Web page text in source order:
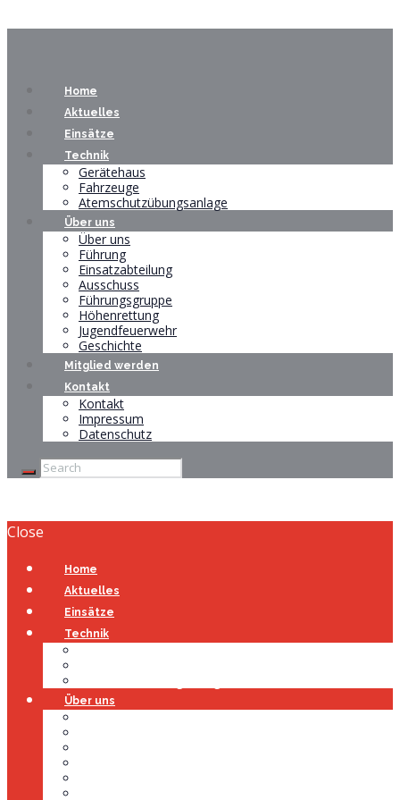
Home
Aktuelles
Einsätze
Technik
Gerätehaus
Fahrzeuge
Atemschutzübungsanlage
Über uns
Über uns
Führung
Einsatzabteilung
Ausschuss
Führungsgruppe
Höhenrettung
Jugendfeuerwehr
Geschichte
Mitglied werden
Kontakt
Kontakt
Impressum
Datenschutz
Close
Home
Aktuelles
Einsätze
Technik
Über uns